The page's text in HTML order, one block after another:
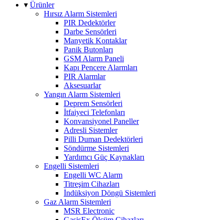
▾ Ürünler
Hırsız Alarm Sistemleri
PIR Dedektörler
Darbe Sensörleri
Manyetik Kontaklar
Panik Butonları
GSM Alarm Paneli
Kapı Pencere Alarmları
PIR Alarmlar
Aksesuarlar
Yangın Alarm Sistemleri
Deprem Sensörleri
İtfaiyeci Telefonları
Konvansiyonel Paneller
Adresli Sistemler
Pilli Duman Dedektörleri
Söndürme Sistemleri
Yardımcı Güç Kaynakları
Engelli Sistemleri
Engelli WC Alarm
Titreşim Cihazları
İndüksiyon Döngü Sistemleri
Gaz Alarm Sistemleri
MSR Electronic